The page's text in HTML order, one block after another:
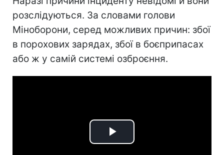
розслідуються. За словами голови
Міноборони, серед можливих причин: збої
в порохових зарядах, збої в боєприпасах
або ж у самій системі озброєння.
Play